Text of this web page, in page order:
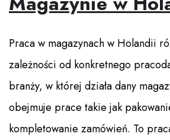
Praca w magazynach w Holandii
zależności od konkretnego
branży, w której działa dany
obejmuje prace takie jak
kompletowanie zamówień. To